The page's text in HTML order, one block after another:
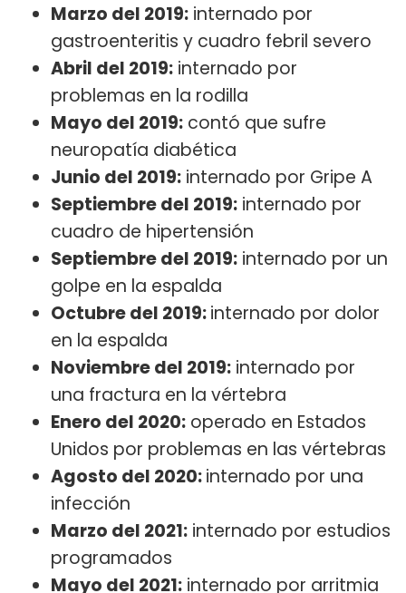
Marzo del 2019: internado por
gastroenteritis y cuadro febril severo
Abril del 2019: internado por
problemas en la rodilla
Mayo del 2019: contó que sufre
neuropatía diabética
Junio del 2019: internado por Gripe A
Septiembre del 2019: internado por
cuadro de hipertensión
Septiembre del 2019: internado por un
golpe en la espalda
Octubre del 2019:internado por dolor
en la espalda
Noviembre del 2019: internado por
una fractura en la vértebra
Enero del 2020: operado en Estados
Unidos por problemas en las vértebras
Agosto del 2020:internado por una
infección
Marzo del 2021: internado por estudios
programados
Mayo del 2021: internado por arritmia